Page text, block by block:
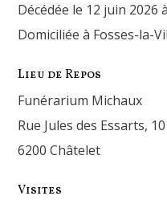
Décédée le 12 juin 2026
Domiciliée à Fosses-la-
Lieu de Repos
Funérarium Michaux
Rue Jules des Essarts, 10
6200 Châtelet
Visites